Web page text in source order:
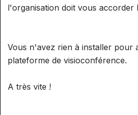
l'organisation doit vous accorder
Vous n'avez rien à installer pour
plateforme de visioconférence.
A très vite !